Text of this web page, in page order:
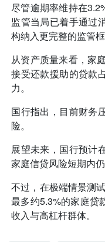
尽管逾期率维持在
监管当局已着手通过
构纳入更完整的监管框
从资产质量来看，家
接受还款援助的贷款
力。
国行指出，目前财务
险。
展望未来，国行预计
家庭信贷风险短期内仍
不过，在极端情景测
最多约5.3%的家庭贷
收入与高杠杆群体。